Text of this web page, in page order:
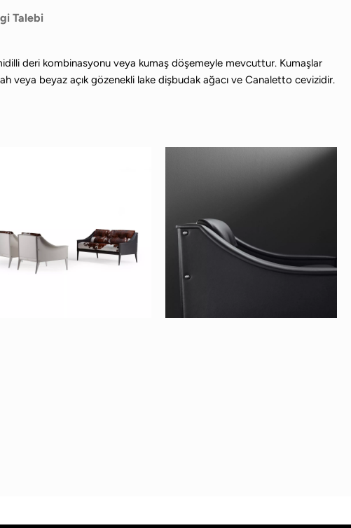
Talebi
deri kombinasyonu veya kumaş döşemeyle mevcuttur. Kumaşlar
veya beyaz açık gözenekli lake dişbudak ağacı ve Canaletto cevizidir.